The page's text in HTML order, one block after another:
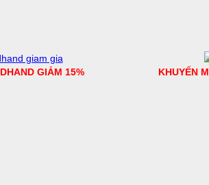
GIẢM 15%
KHUYẾN